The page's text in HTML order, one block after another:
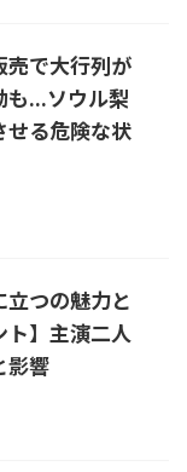
売で大行列が
も...ソウル梨
せる危険な状
立つの魅力と
ト】主演二人
影響